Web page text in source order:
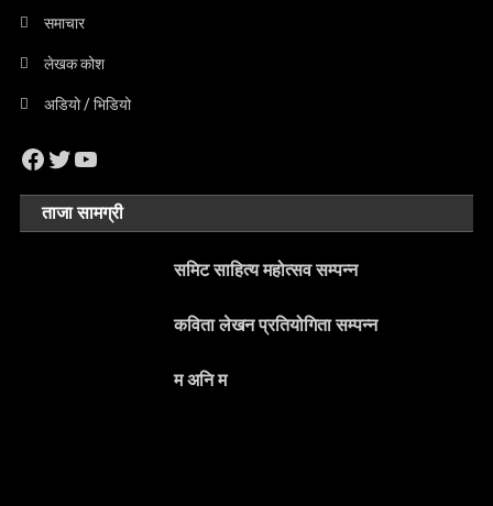
समाचार
लेखक कोश
अडियो / भिडियो
Facebook
Twitter
YouTube
ताजा सामग्री
समिट साहित्य महोत्सव सम्पन्न
कविता लेखन प्रतियोगिता सम्पन्न
म अनि म